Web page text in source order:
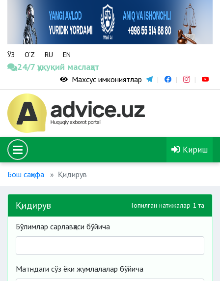
ЎЗ O‘Z RU EN
24/7 ҳуқуқий маслаҳат
Махсус имкониятлар
Кириш
Бош саҳифа Қидирув
Қидирув Топилган натижалар 1 та
Бўлимлар сарлавҳаси бўйича
Матндаги сўз ёки жумлалалар бўйича